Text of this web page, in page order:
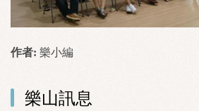
作者: 樂小編
樂山訊息